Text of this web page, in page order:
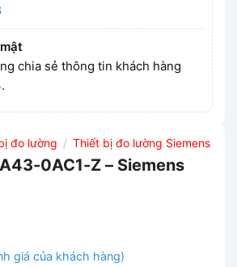
chia sẻ thông tin khách hàng
đo lường / Thiết bị đo lường Siemens
0AC1-Z – Siemens
giá của khách hàng)